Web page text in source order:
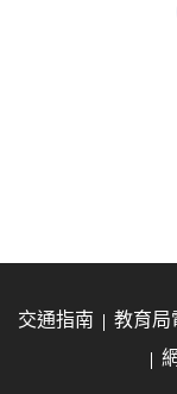
交通指南 教育局